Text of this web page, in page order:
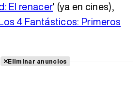
El renacer' (ya en cines),
4 Fantásticos: Primeros
Eliminar anuncios